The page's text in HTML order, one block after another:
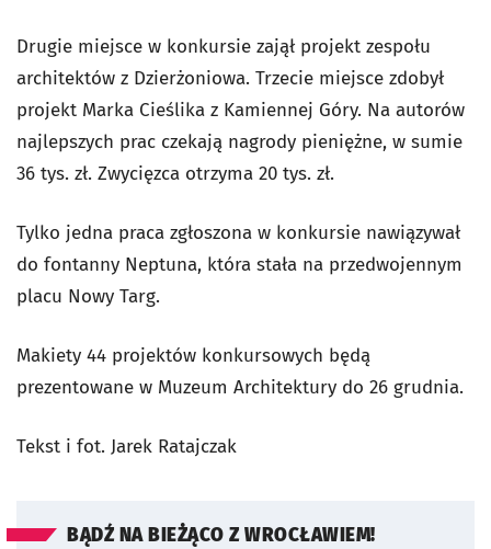
Drugie miejsce w konkursie zajął projekt zespołu
architektów z Dzierżoniowa. Trzecie miejsce zdobył
projekt Marka Cieślika z Kamiennej Góry. Na autorów
najlepszych prac czekają nagrody pieniężne, w sumie
36 tys. zł. Zwycięzca otrzyma 20 tys. zł.
Tylko jedna praca zgłoszona w konkursie nawiązywał
do fontanny Neptuna, która stała na przedwojennym
placu Nowy Targ.
Makiety 44 projektów konkursowych będą
prezentowane w Muzeum Architektury do 26 grudnia.
Tekst i fot. Jarek Ratajczak
BĄDŹ NA BIEŻĄCO Z WROCŁAWIEM!